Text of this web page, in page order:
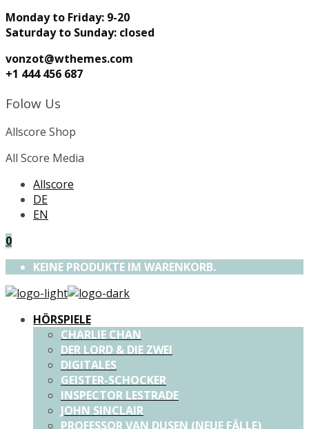
Monday to Friday: 9-20
Saturday to Sunday: closed
vonzot@wthemes.com
+1 444 456 687
Folow Us
Allscore Shop
All Score Media
Allscore
DE
EN
0
KEINE PRODUKTE IM WARENKORB.
HÖRSPIELE
CHARLIE CHAN
DER LORD & DIE ZWEI
DIGITALES
GEISTER-SCHOCKER
INSPECTOR LESTRADE
JOHN SINCLAIR
PROFESSOR VAN DUSEN (NEUE FÄLLE)